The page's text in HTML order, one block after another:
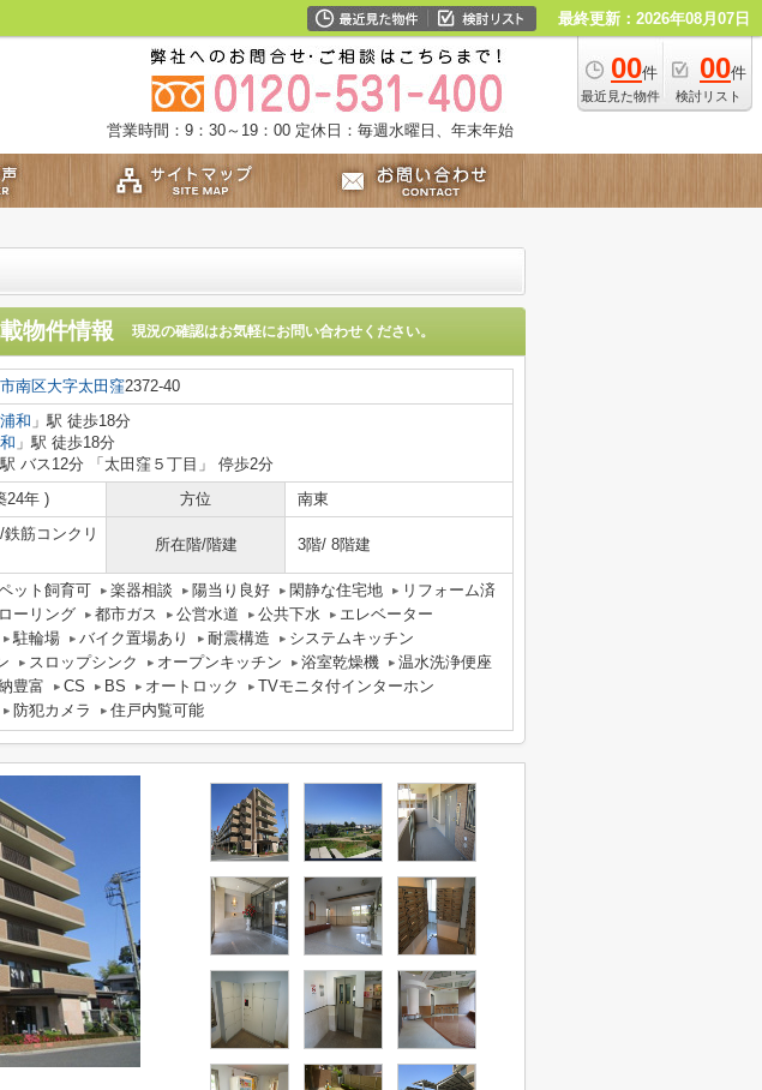
最終更新：2026年08月07日
00件
最近見た物件
00件
検討リスト
営業時間：9：30～19：00 定休日：毎週水曜日、年末年始
物件情報 現況の確認はお気軽にお問い合わせください。
南区大字太田窪2372-40
和 」駅 徒歩18分
」駅 徒歩18分
駅 バス12分 「太田窪５丁目」 停歩2分
24年 ) 方位 南東
筋コンクリ
所在階/階建 3階/ 8階建
ット飼育可 楽器相談 陽当り良好 閑静な住宅地
リフォーム済
ーリング 都市ガス 公営水道 公共下水
エレベーター
駐輪場 バイク置場あり 耐震構造
システムキッチン
スロップシンク オープンキッチン 浴室乾燥機
温水洗浄便座
豊富 CS BS オートロック
TVモニタ付インターホン
防犯カメラ 住戸内覧可能